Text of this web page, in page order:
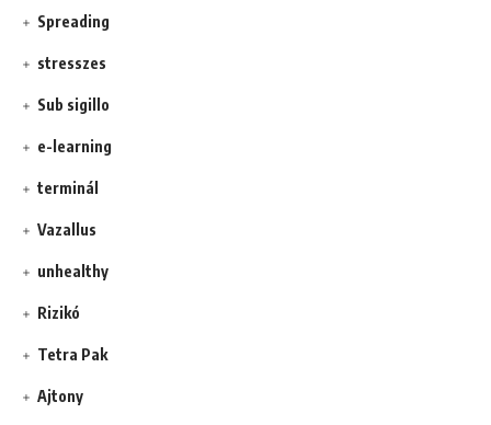
Spreading
stresszes
Sub sigillo
e-learning
terminál
Vazallus
unhealthy
Rizikó
Tetra Pak
Ajtony